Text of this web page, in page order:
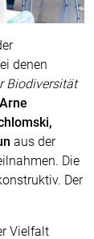
denen
Biodiversität
aus der
Die
Der
Vielfalt